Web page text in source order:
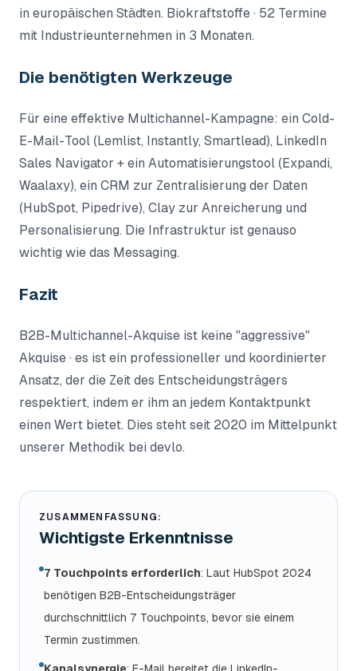
in europäischen Städten. Biokraftstoffe · 52 Termine
mit Industrieunternehmen in 3 Monaten.
Die benötigten Werkzeuge
Für eine effektive Multichannel-Kampagne: ein Cold-
E-Mail-Tool (Lemlist, Instantly, Smartlead), LinkedIn
Sales Navigator + ein Automatisierungstool (Expandi,
Waalaxy), ein CRM zur Zentralisierung der Daten
(HubSpot, Pipedrive), Clay zur Anreicherung und
Personalisierung. Die Infrastruktur ist genauso
wichtig wie das Messaging.
Fazit
B2B-Multichannel-Akquise ist keine "aggressive"
Akquise · es ist ein professioneller und koordinierter
Ansatz, der die Zeit des Entscheidungsträgers
respektiert, indem er ihm an jedem Kontaktpunkt
einen Wert bietet. Dies steht seit 2020 im Mittelpunkt
unserer Methodik bei devlo.
ZUSAMMENFASSUNG:
Wichtigste Erkenntnisse
7 Touchpoints erforderlich: Laut HubSpot 2024
benötigen B2B-Entscheidungsträger
durchschnittlich 7 Touchpoints, bevor sie einem
Termin zustimmen.